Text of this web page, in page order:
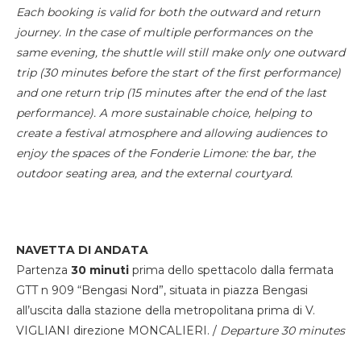
Each booking is valid for both the outward and return
journey. In the case of multiple performances on the
same evening, the shuttle will still make only one outward
trip (30 minutes before the start of the first performance)
and one return trip (15 minutes after the end of the last
performance). A more sustainable choice, helping to
create a festival atmosphere and allowing audiences to
enjoy the spaces of the Fonderie Limone: the bar, the
outdoor seating area, and the external courtyard.
NAVETTA DI ANDATA
Partenza 30 minuti prima dello spettacolo dalla fermata
GTT n 909 “Bengasi Nord”, situata in piazza Bengasi
all’uscita dalla stazione della metropolitana prima di V.
VIGLIANI direzione MONCALIERI. / Departure 30 minutes